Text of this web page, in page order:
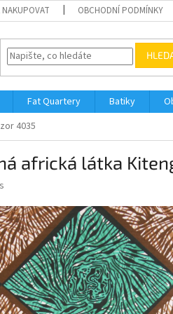
NAKUPOVAT OBCHODNÍ PODMÍNKY
Fat Quartery Batiky
4035
africká látka